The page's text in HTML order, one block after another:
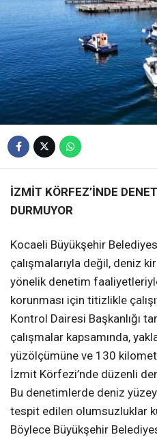
İZMİT KÖRFEZ’İNDE
DURMUYOR
Kocaeli Büyükşehir
çalışmalarıyla değil, deniz
yönelik denetim
korunması için titizlikle
Kontrol Dairesi Başkanlığı
çalışmalar kapsamında,
yüzölçümüne ve 130
İzmit Körfezi’nde düzenli
Bu denetimlerde deniz
tespit edilen olumsuzluklar
Böylece Büyükşehir